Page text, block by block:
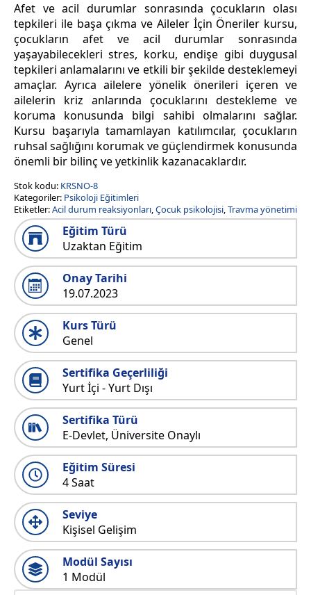
Afet ve acil durumlar sonrasında çocukların olası
tepkileri ile başa çıkma ve Aileler İçin Öneriler kursu,
çocukların afet ve acil durumlar sonrasında
yaşayabilecekleri stres, korku, endişe gibi duygusal
tepkileri anlamalarını ve etkili bir şekilde desteklemeyi
amaçlar. Ayrıca ailelere yönelik önerileri içeren ve
ailelerin kriz anlarında çocuklarını destekleme ve
koruma konusunda bilgi sahibi olmalarını sağlar.
Kursu başarıyla tamamlayan katılımcılar, çocukların
ruhsal sağlığını korumak ve güçlendirmek konusunda
önemli bir bilinç ve yetkinlik kazanacaklardır.
Stok kodu: KRSNO-8
Kategoriler: Psikoloji Eğitimleri
Etiketler:Acil durum reaksiyonları,Çocuk psikolojisi,Travma yönetimi
Eğitim Türü
Uzaktan Eğitim
Onay Tarihi
19.07.2023
Kurs Türü
Genel
Sertifika Geçerliliği
Yurt İçi - Yurt Dışı
Sertifika Türü
E-Devlet, Üniversite Onaylı
Eğitim Süresi
4 Saat
Seviye
Kişisel Gelişim
Modül Sayısı
1 Modül